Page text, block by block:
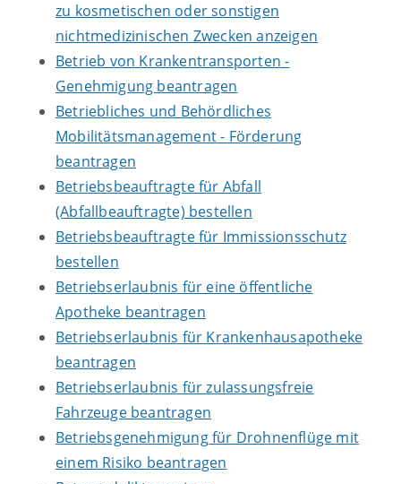
zu kosmetischen oder sonstigen
nichtmedizinischen Zwecken anzeigen
Betrieb von Krankentransporten -
Genehmigung beantragen
Betriebliches und Behördliches
Mobilitätsmanagement - Förderung
beantragen
Betriebsbeauftragte für Abfall
(Abfallbeauftragte) bestellen
Betriebsbeauftragte für Immissionsschutz
bestellen
Betriebserlaubnis für eine öffentliche
Apotheke beantragen
Betriebserlaubnis für Krankenhausapotheke
beantragen
Betriebserlaubnis für zulassungsfreie
Fahrzeuge beantragen
Betriebsgenehmigung für Drohnenflüge mit
einem Risiko beantragen